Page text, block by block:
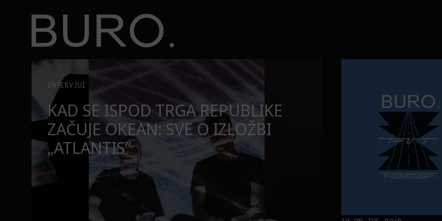
BURO.
BURO.MEN
TOP 10 NAJSMEŠNIJIH MOMENATA
RIKIJA DŽERVEJSA
Top 10 najsmešnijih momenata Rikija Džervejsa
NEOBIČNA
Neobična priča o